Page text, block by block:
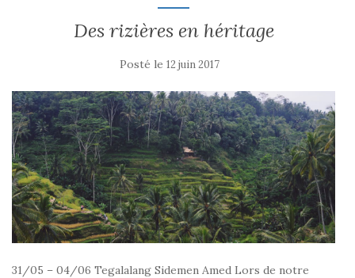
Des rizières en héritage
Posté le 12 juin 2017
31/05 – 04/06 Tegalalang Sidemen Amed Lors de notre